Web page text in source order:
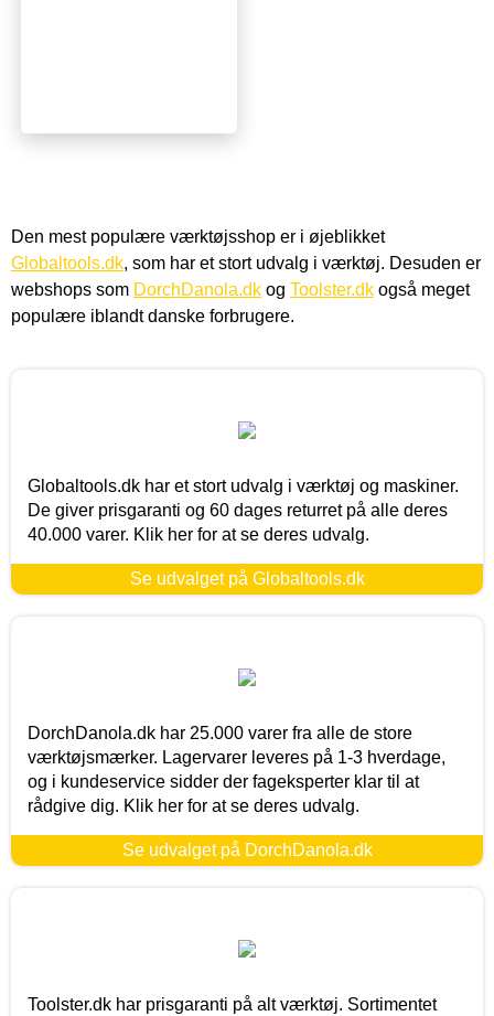
Den mest populære værktøjsshop er i øjeblikket
Globaltools.dk, som har et stort udvalg i værktøj. Desuden er
webshops som DorchDanola.dk og Toolster.dk også meget
populære iblandt danske forbrugere.
Globaltools.dk har et stort udvalg i værktøj og maskiner.
De giver prisgaranti og 60 dages returret på alle deres
40.000 varer. Klik her for at se deres udvalg.
Se udvalget på Globaltools.dk
DorchDanola.dk har 25.000 varer fra alle de store
værktøjsmærker. Lagervarer leveres på 1-3 hverdage,
og i kundeservice sidder der fageksperter klar til at
rådgive dig. Klik her for at se deres udvalg.
Se udvalget på DorchDanola.dk
Toolster.dk har prisgaranti på alt værktøj. Sortimentet